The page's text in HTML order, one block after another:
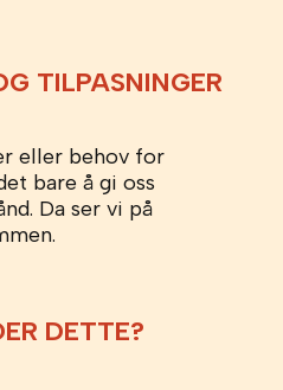
TILPASNINGER
eller behov for
bare å gi oss
Da ser vi på
DETTE?